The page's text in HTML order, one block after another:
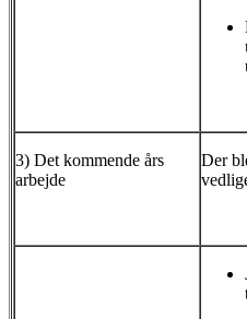
3) Det kommende års
arbejde
Der